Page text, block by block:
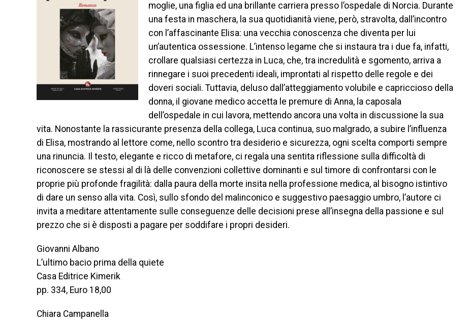
moglie, una figlia ed una brillante carriera presso l’ospedale di Norcia. Durante
una festa in maschera, la sua quotidianità viene, però, stravolta, dall’incontro
con l’affascinante Elisa: una vecchia conoscenza che diventa per lui
un’autentica ossessione. L’intenso legame che si instaura tra i due fa, infatti,
crollare qualsiasi certezza in Luca, che, tra incredulità e sgomento, arriva a
rinnegare i suoi precedenti ideali, improntati al rispetto delle regole e dei
doveri sociali. Tuttavia, deluso dall’atteggiamento volubile e capriccioso della
donna, il giovane medico accetta le premure di Anna, la caposala
dell’ospedale in cui lavora, mettendo ancora una volta in discussione la sua
vita. Nonostante la rassicurante presenza della collega, Luca continua, suo malgrado, a subire l’influenza
di Elisa, mostrando al lettore come, nello scontro tra desiderio e sicurezza, ogni scelta comporti sempre
una rinuncia. Il testo, elegante e ricco di metafore, ci regala una sentita riflessione sulla difficoltà di
riconoscere se stessi al di là delle convenzioni collettive dominanti e sul timore di confrontarsi con le
proprie più profonde fragilità: dalla paura della morte insita nella professione medica, al bisogno istintivo
di dare un senso alla vita. Così, sullo sfondo del malinconico e suggestivo paesaggio umbro, l’autore ci
invita a meditare attentamente sulle conseguenze delle decisioni prese all’insegna della passione e sul
prezzo che si è disposti a pagare per soddifare i propri desideri.
Giovanni Albano
L’ultimo bacio prima della quiete
Casa Editrice Kimerik
pp. 334, Euro 18,00
Chiara Campanella